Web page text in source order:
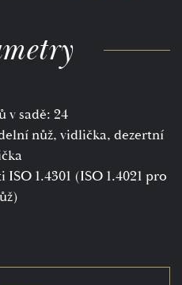
v sadě: 24
nůž, vidlička, dezertní
1.4301 (ISO 1.4021 pro